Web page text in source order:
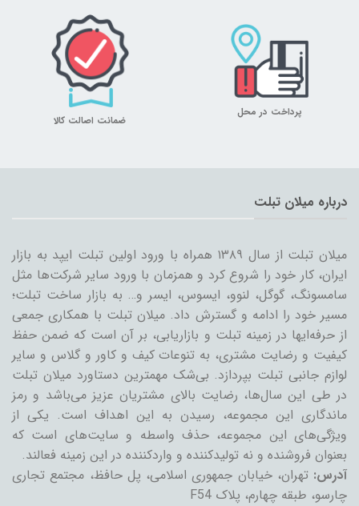
پرداخت در محل
ضمانت اصالت کالا
درباره میلان تبلت
میلان تبلت از سال ۱۳۸۹ همراه با ورود اولین تبلت ایپد به بازار
ایران، کار خود را شروع کرد و همزمان با ورود سایر شرکت‌ها مثل
سامسونگ، گوگل، لنوو، ایسوس، ایسر و… به بازار ساخت تبلت؛
مسیر خود را ادامه و گسترش داد. میلان تبلت با همکاری جمعی
از حرفه‌ایها در زمینه تبلت و بازاریابی، بر آن است که ضمن حفظ
کیفیت و رضایت مشتری، به تنوعات کیف و کاور و گلاس و سایر
لوازم جانبی تبلت بپردازد. بی‌شک مهمترین دستاورد میلان تبلت
در طی این سال‌ها، رضایت بالای مشتریان عزیز می‌باشد و رمز
ماندگاری این مجموعه، رسیدن به این اهداف است. یکی از
ویژگی‌های این مجموعه، حذف واسطه و سایت‌های است که
بعنوان فروشنده و نه تولیدکننده و واردکننده در این زمینه فعالند.
آدرس: تهران، خیابان جمهوری اسلامی، پل حافظ، مجتمع تجاری
چارسو، طبقه چهارم، پلاک F54